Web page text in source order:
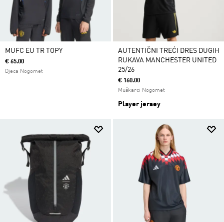
MUFC EU TR TOPY
€ 65.00
Djeca Nogomet
AUTENTIČNI TREĆI DRES DUGIH
RUKAVA MANCHESTER UNITED
25/26
€ 160.00
Muškarci Nogomet
Player jersey